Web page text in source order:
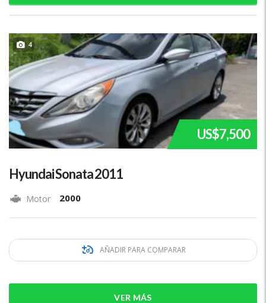
4
US$7,500
Hyundai Sonata 2011
Motor 2000
AÑADIR PARA COMPARAR
VER MÁS